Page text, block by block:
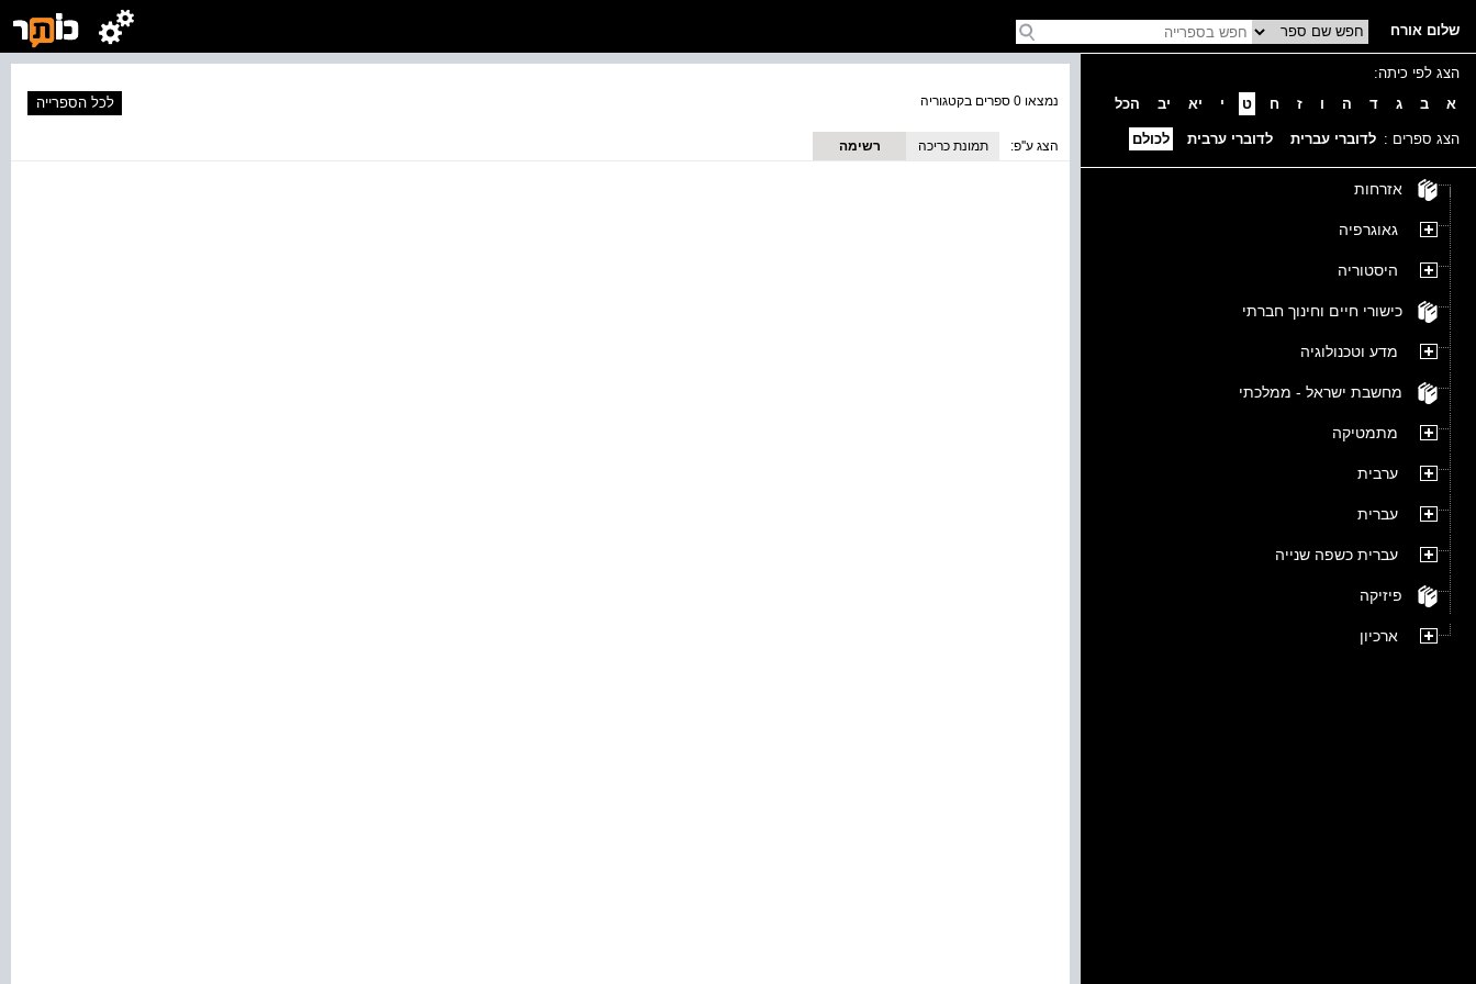
שלום אורח
הצג לפי כיתה:
א
ב ג ד ה ו ז ח ט י יא יב הכל
הצג ספרים : לדוברי עברית לדוברי ערבית לכולם
אזרחות
גאוגרפיה
היסטוריה
כישורי חיים וחינוך חברתי
מדע וטכנולוגיה
מחשבת ישראל - ממלכתי
מתמטיקה
ערבית
עברית
עברית כשפה שנייה
פיזיקה
ארכיון
נמצאו 0 ספרים בקטגוריה לכל הספרייה
הצג ע''פ: תמונת כריכה רשימה